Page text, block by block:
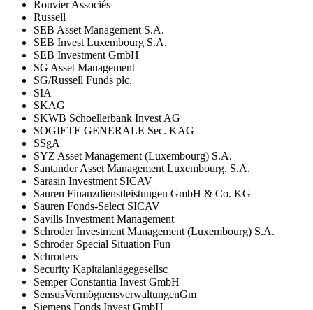
Rouvier Associés
Russell
SEB Asset Management S.A.
SEB Invest Luxembourg S.A.
SEB Investment GmbH
SG Asset Management
SG/Russell Funds plc.
SIA
SKAG
SKWB Schoellerbank Invest AG
SOGIETE GENERALE Sec. KAG
SSgA
SYZ Asset Management (Luxembourg) S.A.
Santander Asset Management Luxembourg. S.A.
Sarasin Investment SICAV
Sauren Finanzdienstleistungen GmbH & Co. KG
Sauren Fonds-Select SICAV
Savills Investment Management
Schroder Investment Management (Luxembourg) S.A.
Schroder Special Situation Fun
Schroders
Security Kapitalanlagegesellsc
Semper Constantia Invest GmbH
SensusVermögnensverwaltungenGm
Siemens Fonds Invest GmbH